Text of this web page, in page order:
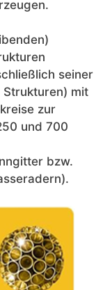
seiner
mit
zur
und 700
bzw.